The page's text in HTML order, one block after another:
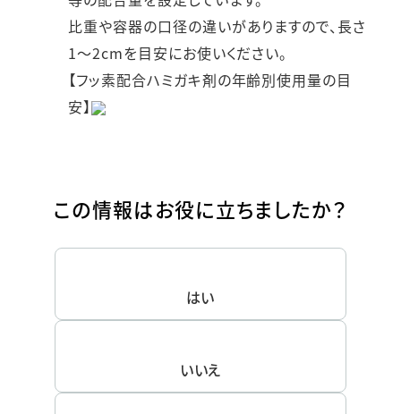
比重や容器の口径の違いがありますので、長さ
1～2cmを目安にお使いください。
【フッ素配合ハミガキ剤の年齢別使用量の目
安】
この情報はお役に立ちましたか？
はい
いいえ